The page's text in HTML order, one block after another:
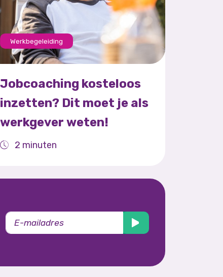
Werkbegeleiding
Jobcoaching kosteloos
inzetten? Dit moet je als
werkgever weten!
2 minuten